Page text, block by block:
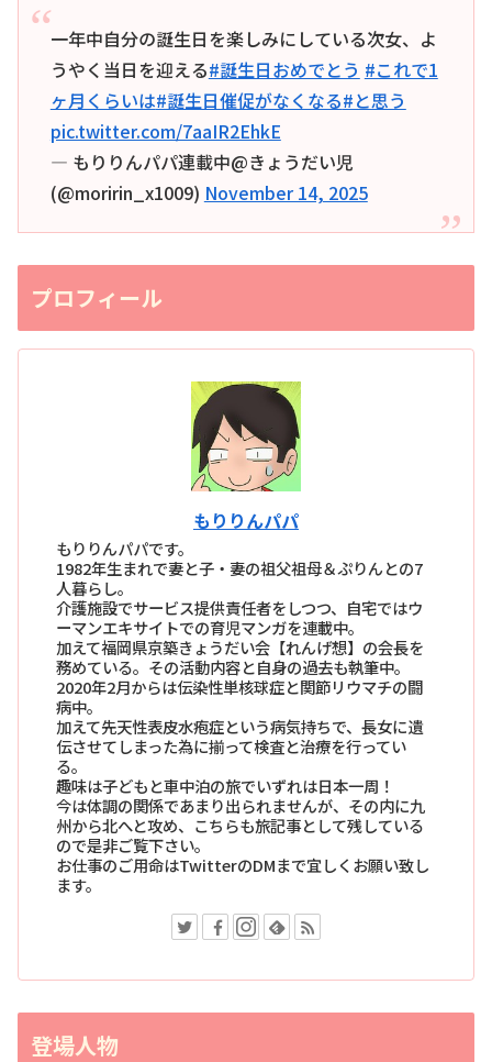
一年中自分の誕生日を楽しみにしている次女、よ
うやく当日を迎える#誕生日おめでとう #これで1
ヶ月くらいは#誕生日催促がなくなる#と思う
pic.twitter.com/7aaIR2EhkE
— もりりんパパ連載中@きょうだい児
(@moririn_x1009) November 14, 2025
プロフィール
もりりんパパ
もりりんパパです。
1982年生まれで妻と子・妻の祖父祖母＆ぷりんとの7
人暮らし。
介護施設でサービス提供責任者をしつつ、自宅ではウ
ーマンエキサイトでの育児マンガを連載中。
加えて福岡県京築きょうだい会【れんげ想】の会長を
務めている。その活動内容と自身の過去も執筆中。
2020年2月からは伝染性単核球症と関節リウマチの闘
病中。
加えて先天性表皮水疱症という病気持ちで、長女に遺
伝させてしまった為に揃って検査と治療を行ってい
る。
趣味は子どもと車中泊の旅でいずれは日本一周！
今は体調の関係であまり出られませんが、その内に九
州から北へと攻め、こちらも旅記事として残している
ので是非ご覧下さい。
お仕事のご用命はTwitterのDMまで宜しくお願い致し
ます。
登場人物